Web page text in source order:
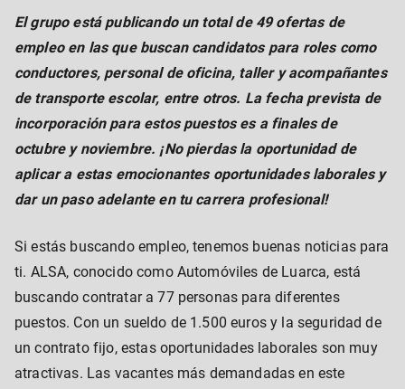
El grupo está publicando un total de 49 ofertas de
empleo en las que buscan candidatos para roles como
conductores, personal de oficina, taller y acompañantes
de transporte escolar, entre otros. La fecha prevista de
incorporación para estos puestos es a finales de
octubre y noviembre. ¡No pierdas la oportunidad de
aplicar a estas emocionantes oportunidades laborales y
dar un paso adelante en tu carrera profesional!
Si estás buscando empleo, tenemos buenas noticias para
ti. ALSA, conocido como Automóviles de Luarca, está
buscando contratar a 77 personas para diferentes
puestos. Con un sueldo de 1.500 euros y la seguridad de
un contrato fijo, estas oportunidades laborales son muy
atractivas. Las vacantes más demandadas en este